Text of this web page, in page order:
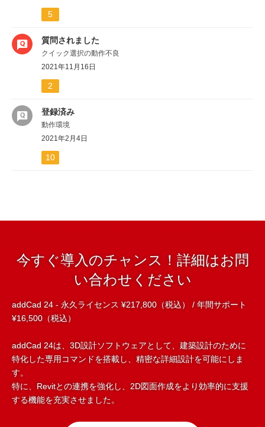
5
質問されました
クイック選択の動作不良
2021年11月16日
2
登録済み
動作環境
2021年2月4日
10
今すぐ導入のチャンス！詳細はお問
い合わせください
addCad 24 - 永久ライセンス ¥217,800（税込） / 年間サポート
¥16,500（税込）
addCad 24は、3D設計ソフトウェアとして、建築設計のために
特化した専用コマンドを搭載し、精密な詳細設計を可能にしま
す。
特に、Revitとの連携を強化し、2D図面作成をより効率的に支援
する機能を充実させました。